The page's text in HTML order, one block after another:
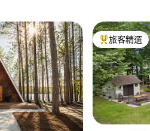
旅客精選榜首
旅客精選